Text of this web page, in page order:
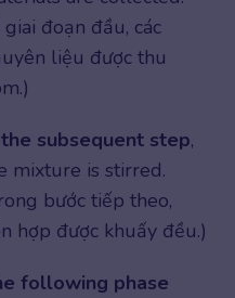
giai đoạn đầu, các
liệu được thu
subsequent step,
mixture is stirred.
bước tiếp theo,
hợp được khuấy đều.)
following phase